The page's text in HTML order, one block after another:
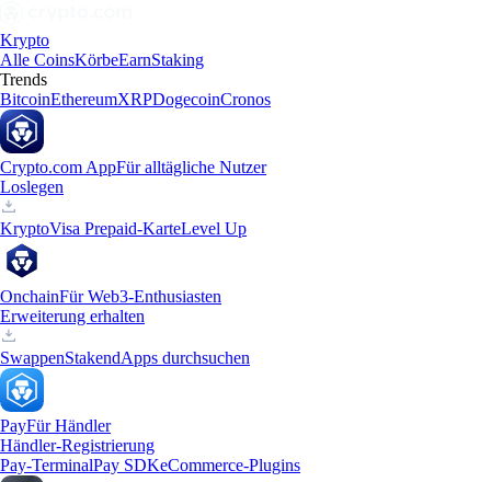
Krypto
Alle CoinsKörbeEarnStaking
Trends
BitcoinEthereumXRPDogecoinCronos
Crypto.com AppFür alltägliche Nutzer
Loslegen
KryptoVisa Prepaid-KarteLevel Up
OnchainFür Web3-Enthusiasten
Erweiterung erhalten
SwappenStakendApps durchsuchen
PayFür Händler
Händler-Registrierung
Pay-TerminalPay SDKeCommerce-Plugins